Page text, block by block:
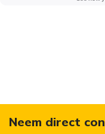
Neem direct